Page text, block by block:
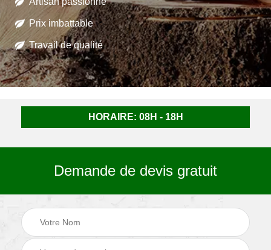
Prix imbattable
Travail de qualité
HORAIRE: 08H - 18H
Demande de devis gratuit